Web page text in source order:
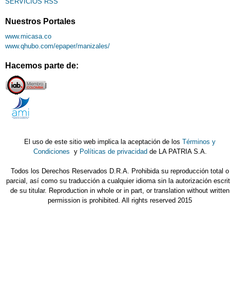
Nuestros Portales
www.micasa.co
www.qhubo.com/epaper/manizales/
Hacemos parte de:
El uso de este sitio web implica la aceptación de losTérminos y
Condiciones y Políticas de privacidad de LA PATRIA S.A.
Todos los Derechos Reservados D.R.A. Prohibida su reproducción total o
parcial, así como su traducción a cualquier idioma sin la autorización
de su titular. Reproduction in whole or in part, or translation without written
permission is prohibited. All rights reserved 2015